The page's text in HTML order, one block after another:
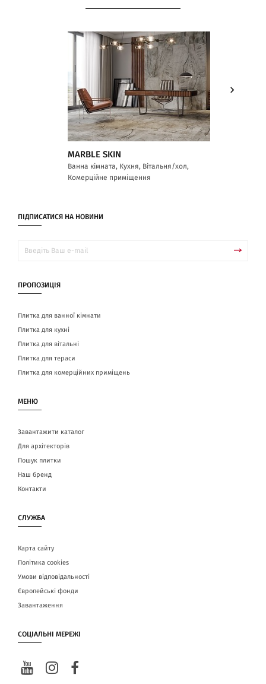
MARBLE SKIN
Ванна кімната, Кухня, Вітальня/хол,
Комерційне приміщення
ПІДПИСАТИСЯ НА НОВИНИ
ПРОПОЗИЦІЯ
Плитка для ванної кімнати
Плитка для кухні
Плитка для вітальні
Плитка для тераси
Плитка для комерційних приміщень
МЕНЮ
Завантажити каталог
Для архітекторів
Пошук плитки
Наш бренд
Контакти
СЛУЖБА
Карта сайту
Політика cookies
Умови відповідальності
Європейські фонди
Завантаження
СОЦІАЛЬНІ МЕРЕЖІ